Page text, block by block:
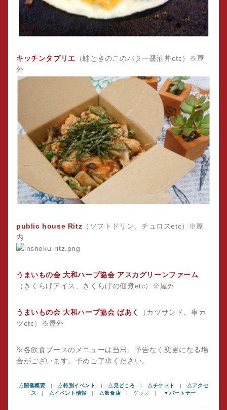
キッチンタブリエ （鮭ときのこのバター醤油丼etc）※屋
外
public house Ritz （ソフトドリン、チュロスetc）※屋
内
うまいもの会 大和ハーブ協会 アスカグリーンファーム
（きくらげアイス、きくらげの佃煮etc）※屋外
うまいもの会 大和ハーブ協会 ばあく
（カツサンド、串カ
ツetc）※屋外
※各飲食ブースのメニューは当日、予告なく変更になる場
合がございます。予めご了承ください。
△開催概要 | △特別イベント | △見どころ | △チケット | △アクセ
ス
| △イベント情報 | △飲食店 | グッズ | ▼パートナー